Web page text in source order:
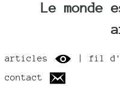
Le
articles | fil
contact